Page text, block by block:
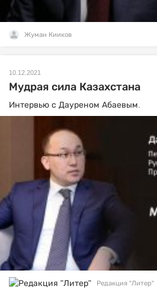
Жуман Кииков
10.12.2021
Мудрая сила Казахстана
Интервью с Дауреном Абаевым.
Редакция "Литер"